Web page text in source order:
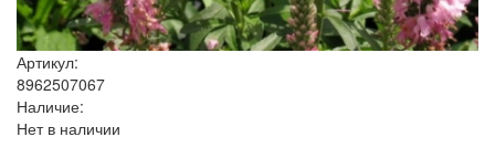
Артикул:
8962507067
Наличие:
Нет в наличии